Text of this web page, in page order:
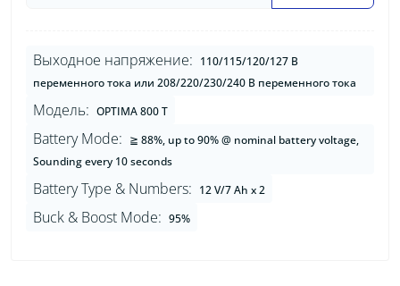
Выходное напряжение: 110/115/120/127 В
переменного тока или 208/220/230/240 В переменного тока
Модель: OPTIMA 800 T
Battery Mode: ≧ 88%, up to 90% @ nominal battery voltage,
Sounding every 10 seconds
Battery Type & Numbers: 12 V/7 Ah x 2
Buck & Boost Mode: 95%